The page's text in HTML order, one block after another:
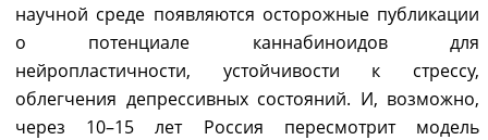
научной среде появляются осторожные публикации
о потенциале каннабиноидов для
нейропластичности, устойчивости к стрессу,
облегчения депрессивных состояний. И, возможно,
через 10–15 лет Россия пересмотрит модель